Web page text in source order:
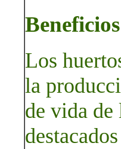
Los
la
de vida de